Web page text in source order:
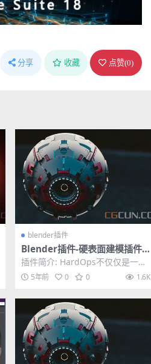
分享 收藏 点赞(0)
blender插件
Blender插件-硬表面建模插件 B
oxCutter 7.17v6+HardOps 0
0987 MercuryX 25
插件简介: HardOps不仅仅是一个
建模工具，同时也可以做渲染、镜
像、嵌入和雕...
5年前 0 0 1.6K